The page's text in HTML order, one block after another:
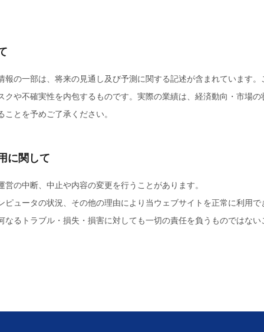
報の一部は、将来の見通し及び予測に関する記述が含まれています
クや不確実性を内包するものです。実際の業績は、経済動向・市場
とを予めご了承ください。
に関して
の中断、中止や内容の変更を行うことがあります。
ピュータの状況、その他の理由により当ウェブサイトを正常に利用
なるトラブル・損失・損害に対しても一切の責任を負うものではな